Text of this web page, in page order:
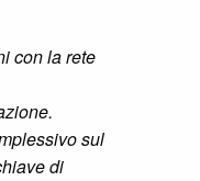
con la rete
sul
di